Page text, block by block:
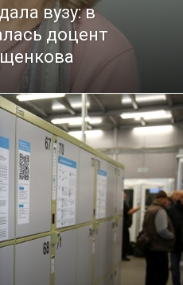
вузу: в
доцент